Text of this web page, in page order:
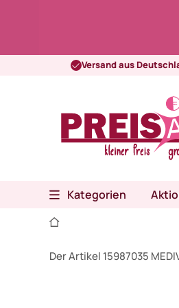
Versand aus
Kategorien
Der Artikel 15987035